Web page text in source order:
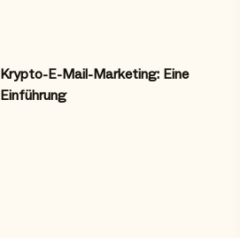
Krypto-E-Mail-Marketing: Eine
Einführung